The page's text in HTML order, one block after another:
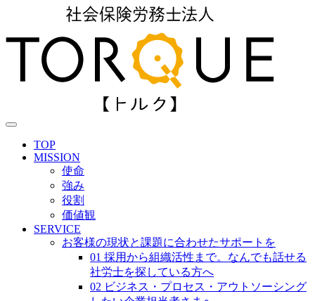
TOP
MISSION
使命
強み
役割
価値観
SERVICE
お客様の現状と課題に合わせたサポートを
01 採用から組織活性まで。なんでも話せる
社労士を探している方へ
02 ビジネス・プロセス・アウトソーシング